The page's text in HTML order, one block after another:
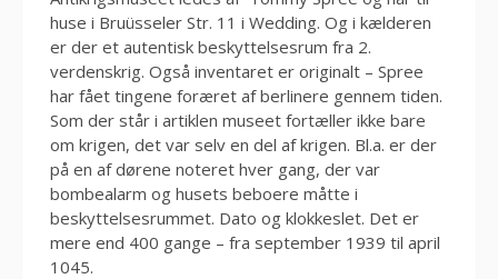
huse i Bruüsseler Str. 11 i Wedding. Og i kælderen
er der et autentisk beskyttelsesrum fra 2.
verdenskrig. Også inventaret er originalt – Spree
har fået tingene foræret af berlinere gennem tiden.
Som der står i artiklen museet fortæller ikke bare
om krigen, det var selv en del af krigen. Bl.a. er der
på en af dørene noteret hver gang, der var
bombealarm og husets beboere måtte i
beskyttelsesrummet. Dato og klokkeslet. Det er
mere end 400 gange – fra september 1939 til april
1045.